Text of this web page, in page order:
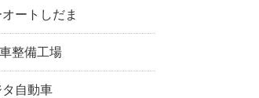
ートしだま
整備工場
タ自動車